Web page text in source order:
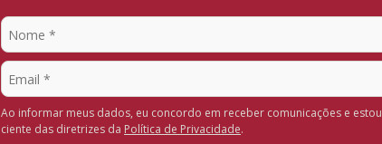
Ao informar meus dados, eu concordo em receber comunicações e estou
ciente das diretrizes da Política de Privacidade.
Assista ao vídeo